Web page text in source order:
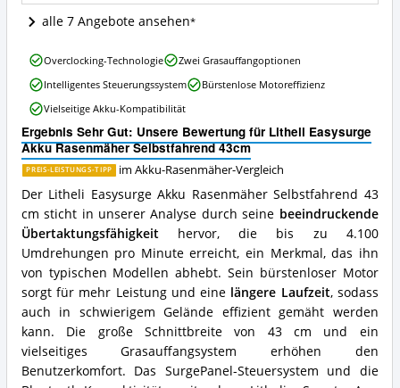
ist
dieser
Rasenmäher
erhältlich?
alle 7 Angebote ansehen
Ergebnis Sehr Gut: Unsere Bewertung für Litheli Easysurge
Akku Rasenmäher Selbstfahrend 43cm
PREIS-LEISTUNGS-TIPP im Akku-Rasenmäher-Vergleich
Der Litheli Easysurge Akku Rasenmäher Selbstfahrend 43
cm sticht in unserer Analyse durch seine beeindruckende
Übertaktungsfähigkeithervor, die bis zu 4.100
Umdrehungen pro Minute erreicht, ein Merkmal, das ihn
von typischen Modellen abhebt. Sein bürstenloser Motor
sorgt für mehr Leistung und eine längere Laufzeit, sodass
auch in schwierigem Gelände effizient gemäht werden
kann. Die große Schnittbreite von 43 cm und ein
vielseitiges Grasauffangsystem erhöhen den
Benutzerkomfort. Das SurgePanel-Steuersystem und die
Litheli
Easysurge
Akku
Rasenmäher
Selbstfahrend
43cm
Vorteile:
Was
spricht
für
diesen
Akku-
Rasenmäher?
Overclocking-Technologie
Zwei Grasauffangoptionen
Intelligentes Steuerungssystem
Bürstenlose Motoreffizienz
Vielseitige Akku-Kompatibilität